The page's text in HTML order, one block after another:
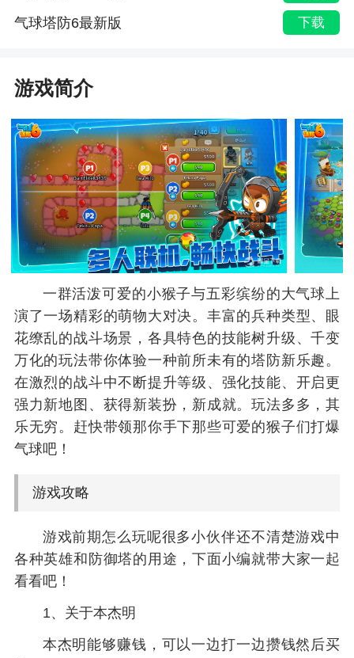
气球塔防6最新版 下载
游戏简介
一群活泼可爱的小猴子与五彩缤纷的大气球上
演了一场精彩的萌物大对决。丰富的兵种类型、眼
花缭乱的战斗场景，各具特色的技能树升级、千变
万化的玩法带你体验一种前所未有的塔防新乐趣。
在激烈的战斗中不断提升等级、强化技能、开启更
强力新地图、获得新装扮，新成就。玩法多多，其
乐无穷。赶快带领那你手下那些可爱的猴子们打爆
气球吧！
游戏攻略
游戏前期怎么玩呢很多小伙伴还不清楚游戏中
各种英雄和防御塔的用途，下面小编就带大家一起
看看吧！
1、关于本杰明
本杰明能够赚钱，可以一边打一边攒钱然后买